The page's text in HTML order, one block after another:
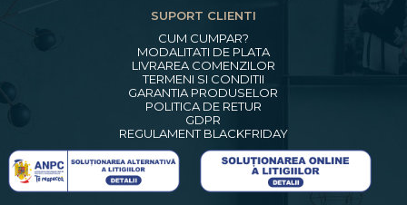
SUPORT CLIENTI
CUM CUMPAR?
MODALITATI DE PLATA
LIVRAREA COMENZILOR
TERMENI SI CONDITII
GARANTIA PRODUSELOR
POLITICA DE RETUR
GDPR
REGULAMENT BLACKFRIDAY